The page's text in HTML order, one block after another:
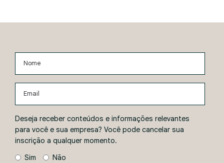
Deseja receber conteúdos e informações relevantes
para você e sua empresa? Você pode cancelar sua
inscrição a qualquer momento.
Sim
Não